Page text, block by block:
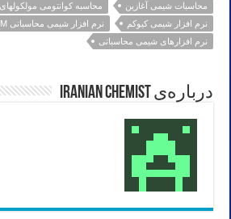
محاسبات شیمی آغازین
محاسبه کوانتومی
نرم افزار شیمی کیوکم
نرم افزار شیمی محاسباتی Q CHEM
نرم افزارهای شیمی محاسباتی
درباره‌ی Iranian Chemist